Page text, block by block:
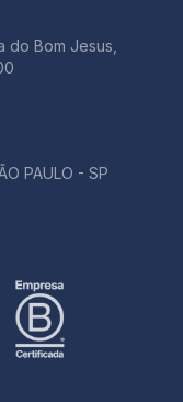
do Bom Jesus,
PAULO - SP